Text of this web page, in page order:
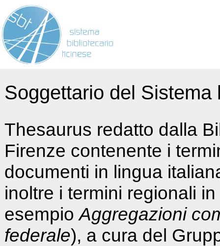
Soggettario del
Thesaurus redatto dalla
Firenze contenente i
documenti in lingua
inoltre i termini regionali
esempioAggregazioni
federale), a cura del